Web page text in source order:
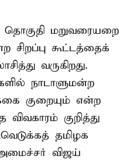
தொகுதி மறுவரையறை
கூட்டத்தைக்
வருகிறது.
நாடாளுமன்ற
குறையும் என்ற
விவகாரம் குறித்து
தமிழக
விஜய்